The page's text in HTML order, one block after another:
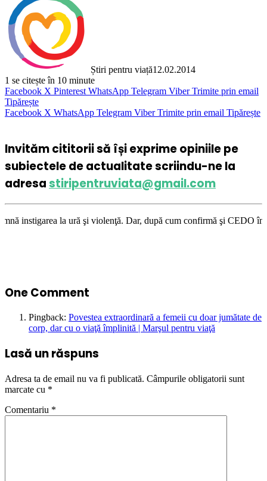
Știri pentru viață12.02.2014
1 se citește în 10 minute
Facebook X Pinterest WhatsApp Telegram Viber Trimite prin email
Tipărește
Facebook X WhatsApp Telegram Viber Trimite prin email Tipărește
Invităm cititorii să își exprime opiniile pe
subiectele de actualitate scriindu-ne la
adresastiripentruviata@gmail.com
ură şi violenţă. Dar, după cum confirmă şi CEDO în cazul
One Comment
Pingback: Povestea extraordinară a femeii cu doar jumătate de
corp, dar cu o viaţă împlinită | Marşul pentru viaţă
Lasă un răspuns
Adresa ta de email nu va fi publicată. Câmpurile obligatorii sunt
marcate cu *
Comentariu *